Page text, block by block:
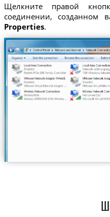
Щелкните правой
соединении,
Properties.